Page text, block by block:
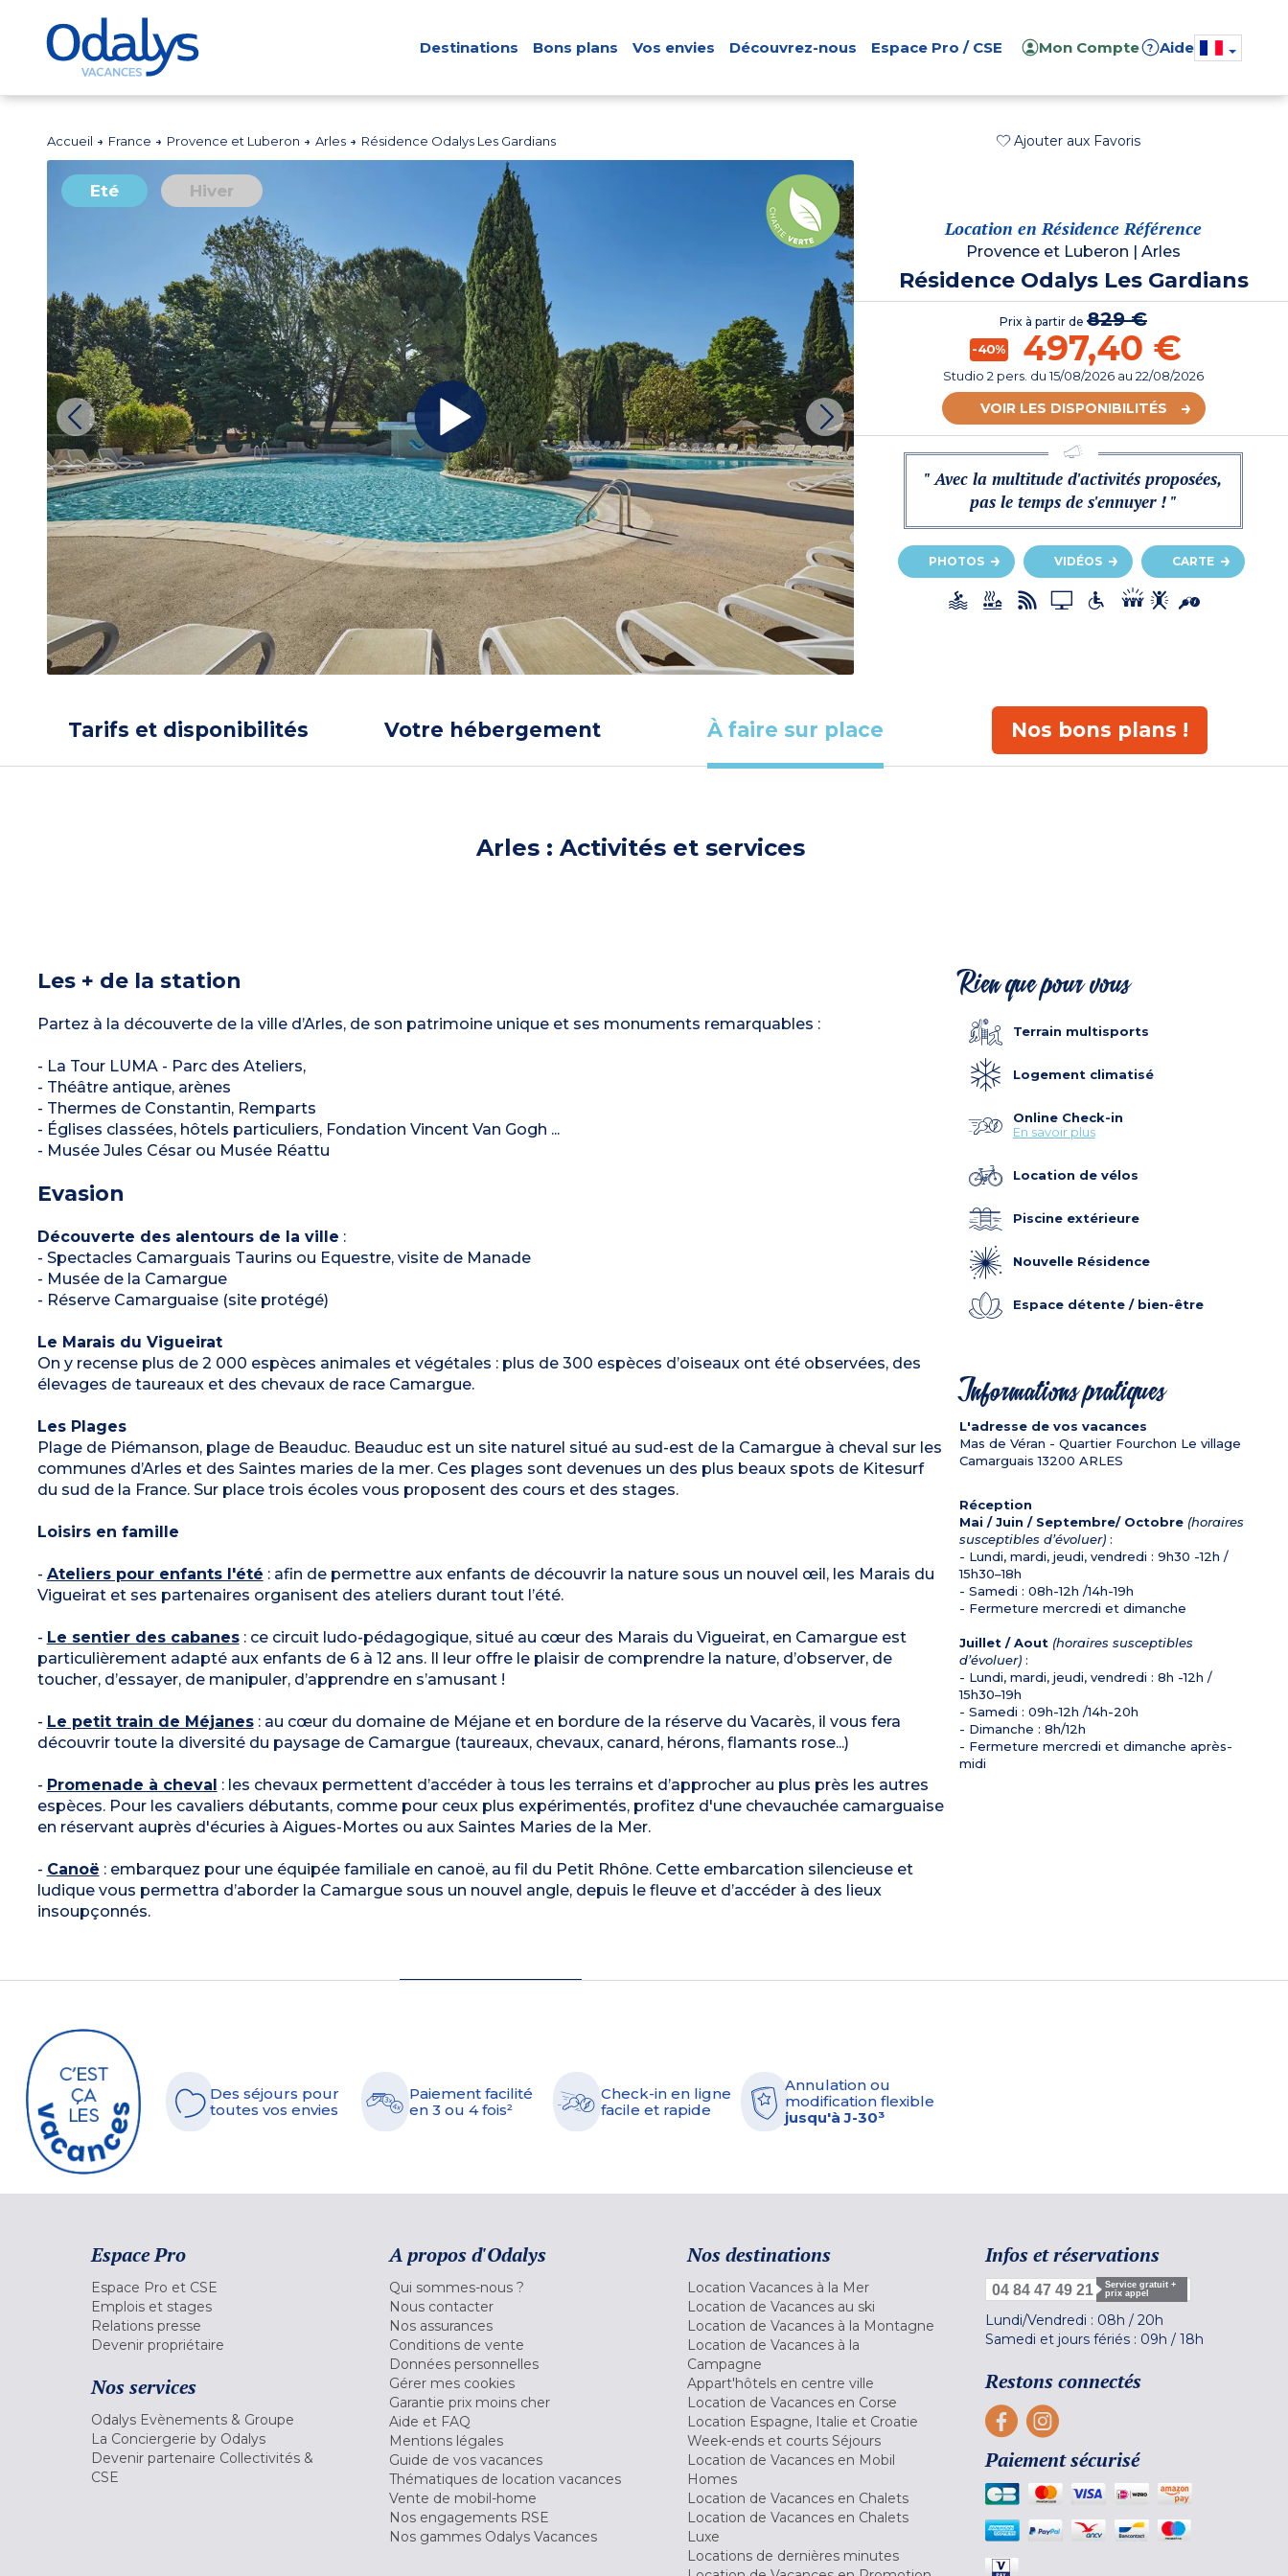
Destinations Bons plans Vos envies Découvrez-nous Espace Pro / CSE Mon Compte ? Aide
Accueil France Provence et Luberon Arles Résidence Odalys Les Gardians Ajouter aux Favoris
Eté Hiver
Location en Résidence Référence
Provence et Luberon Arles
Résidence Odalys Les Gardians
Prix à partir de 829 €
-40% 497,40 €
Studio 2 pers. du15/08/2026 au 22/08/2026
VOIR LES DISPONIBILITÉS
" Avec la multitude d'activités proposées,
pas le temps de s'ennuyer ! "
PHOTOS VIDÉOS CARTE
Tarifs et disponibilités Votre hébergement À faire sur place Nos bons plans !
Arles : Activités et services
Les + de la station
Partez à la découverte de la ville d’Arles, de son patrimoine unique et ses monuments remarquables :
- La Tour LUMA - Parc des Ateliers,
- Théâtre antique, arènes
- Thermes de Constantin, Remparts
- Églises classées, hôtels particuliers, Fondation Vincent Van Gogh ...
- Musée Jules César ou Musée Réattu
Evasion
Découverte des alentours de la ville :
- Spectacles Camarguais Taurins ou Equestre, visite de Manade
- Musée de la Camargue
- Réserve Camarguaise (site protégé)
Le Marais du Vigueirat
On y recense plus de 2 000 espèces animales et végétales : plus de 300 espèces d’oiseaux ont été observées, des
élevages de taureaux et des chevaux de race Camargue.
Les Plages
Plage de Piémanson, plage de Beauduc. Beauduc est un site naturel situé au sud-est de la Camargue à cheval sur les
communes d’Arles et des Saintes maries de la mer. Ces plages sont devenues un des plus beaux spots de Kitesurf
du sud de la France. Sur place trois écoles vous proposent des cours et des stages.
Loisirs en famille
- Ateliers pour enfants l'été : afin de permettre aux enfants de découvrir la nature sous un nouvel œil, les Marais du
Vigueirat et ses partenaires organisent des ateliers durant tout l’été.
- Le sentier des cabanes: ce circuit ludo-pédagogique, situé au cœur des Marais du Vigueirat, en Camargue est
particulièrement adapté aux enfants de 6 à 12 ans. Il leur offre le plaisir de comprendre la nature, d’observer, de
toucher, d’essayer, de manipuler, d’apprendre en s’amusant !
- Le petit train de Méjanes: au cœur du domaine de Méjane et en bordure de la réserve du Vacarès, il vous fera
découvrir toute la diversité du paysage de Camargue (taureaux, chevaux, canard, hérons, flamants rose...)
- Promenade à cheval : les chevaux permettent d’accéder à tous les terrains et d’approcher au plus près les autres
espèces. Pour les cavaliers débutants, comme pour ceux plus expérimentés, profitez d'une chevauchée camarguaise
en réservant auprès d'écuries à Aigues-Mortes ou aux Saintes Maries de la Mer.
- Canoë : embarquez pour une équipée familiale en canoë, au fil du Petit Rhône. Cette embarcation silencieuse et
ludique vous permettra d’aborder la Camargue sous un nouvel angle, depuis le fleuve et d’accéder à des lieux
insoupçonnés.
Rien que pour vous
Terrain multisports
Logement climatisé
Online Check-in
En savoir plus
Location de vélos
Piscine extérieure
Nouvelle Résidence
Espace détente / bien-être
Informations pratiques
L'adresse de vos vacances
Mas de Véran - Quartier Fourchon Le village
Camarguais 13200 ARLES
Réception
Mai / Juin / Septembre/ Octobre (horaires
susceptibles d’évoluer):
- Lundi, mardi, jeudi, vendredi : 9h30 -12h /
15h30–18h
- Samedi : 08h-12h /14h-19h
- Fermeture mercredi et dimanche
Juillet / Aout (horaires susceptibles
d’évoluer):
- Lundi, mardi, jeudi, vendredi : 8h -12h /
15h30–19h
- Samedi : 09h-12h /14h-20h
- Dimanche : 8h/12h
- Fermeture mercredi et dimanche après-
midi
Des séjours pour
toutes vos envies
Paiement facilité
en 3 ou 4 fois²
Check-in en ligne
facile et rapide
Annulation ou
modification flexible
jusqu'à J-30³
Espace Pro
Espace Pro et CSE
Emplois et stages
Relations presse
Devenir propriétaire
Nos services
Odalys Evènements & Groupe
La Conciergerie by Odalys
Devenir partenaire Collectivités &
CSE
A propos d'Odalys
Qui sommes-nous ?
Nous contacter
Nos assurances
Conditions de vente
Données personnelles
Gérer mes cookies
Garantie prix moins cher
Aide et FAQ
Mentions légales
Guide de vos vacances
Thématiques de location vacances
Vente de mobil-home
Nos engagements RSE
Nos gammes Odalys Vacances
Nos destinations
Location Vacances à la Mer
Location de Vacances au ski
Location de Vacances à la Montagne
Location de Vacances à la
Campagne
Appart'hôtels en centre ville
Location de Vacances en Corse
Location Espagne, Italie et Croatie
Week-ends et courts Séjours
Location de Vacances en Mobil
Homes
Location de Vacances en Chalets
Location de Vacances en Chalets
Luxe
Locations de dernières minutes
Infos et réservations
04 84 47 49 21
Service gratuit +
prix appel
Lundi/Vendredi : 08h / 20h
Samedi et jours fériés : 09h / 18h
Restons connectés
Paiement sécurisé